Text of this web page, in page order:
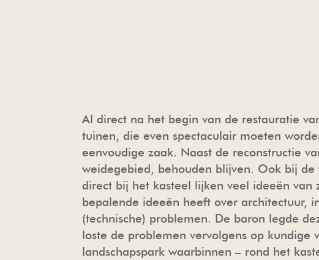
Al direct na het begin van de restauratie
tuinen, die even spectaculair moeten
eenvoudige zaak. Naast de reconstructie
weidegebied, behouden blijven. Ook bij
direct bij het kasteel lijken veel ideeën
bepalende ideeën heeft over architectuur,
(technische) problemen. De baron legde
loste de problemen vervolgens op kundige
landschapspark waarbinnen – rond het